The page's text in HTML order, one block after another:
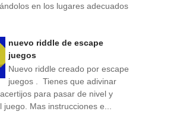
en los lugares adecuados
nuevo riddle de escape
juegos
Nuevo riddle creado por escape
juegos . Tienes que adivinar
para pasar de nivel y
juego. Mas instrucciones e...